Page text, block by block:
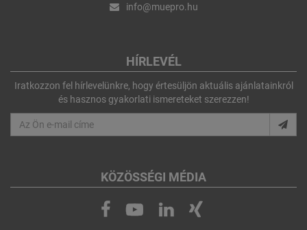
info@muepro.hu
HÍRLEVÉL
Iratkozzon fel hírlevelünkre, hogy értesüljön aktuális ajánlatainkról
és hasznos gyakorlati ismereteket szerezzen!
KÖZÖSSÉGI MÉDIA